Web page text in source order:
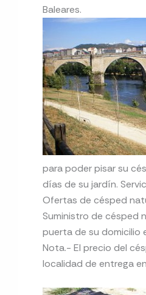
Baleares.
para poder pisar su
días de su jardín.
Ofertas de césped
Suministro de césped
puerta de su domicilio
Nota.- El precio del
localidad de entrega